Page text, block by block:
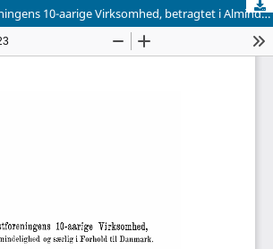
Verdenspostforeningens 10-aarige Virksomhed, betragtet i Almindelighed og særlig i Forhold til Danmark.